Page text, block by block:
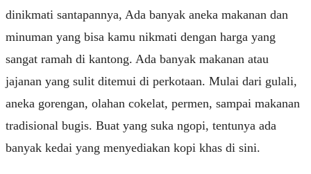
dinikmati santapannya, Ada banyak aneka makanan dan
minuman yang bisa kamu nikmati dengan harga yang
sangat ramah di kantong. Ada banyak makanan atau
jajanan yang sulit ditemui di perkotaan. Mulai dari gulali,
aneka gorengan, olahan cokelat, permen, sampai makanan
tradisional bugis. Buat yang suka ngopi, tentunya ada
banyak kedai yang menyediakan kopi khas di sini.